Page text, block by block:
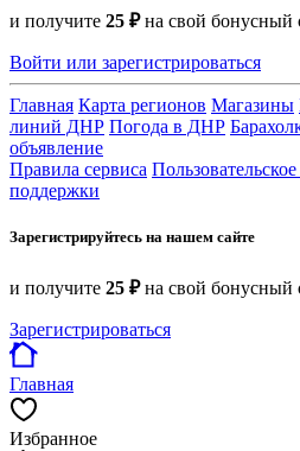
и получите 25 ₽на свой бонусный
Войти или зарегистрироваться
Главная Карта регионов Магазины
линий ДНР Погода в ДНР
объявление
Правила сервиса
поддержки
Зарегистрируйтесь на нашем сайте
и получите 25 ₽на свой бонусный
Зарегистрироваться
Главная
Избранное